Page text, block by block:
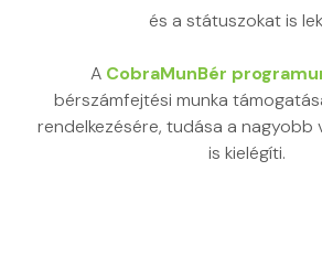
és a státuszokat is
A CobraMunBér
bérszámfejtési munka
rendelkezésére, tudása a nagyobb
is kielégíti.